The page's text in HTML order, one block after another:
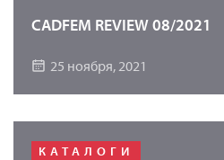
CADFEM REVIEW 08/2021
25 ноября, 2021
КАТАЛОГИ